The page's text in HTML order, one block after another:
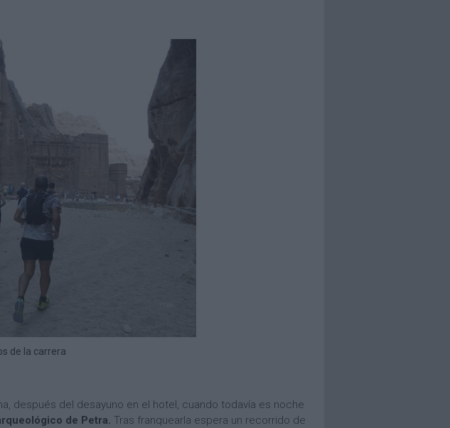
de la carrera
después del desayuno en el hotel, cuando todavía es noche
de Petra. Tras franquearla espera un recorrido de